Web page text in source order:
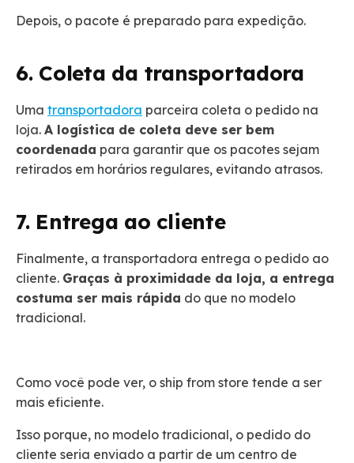
Depois, o pacote é preparado para expedição.
6. Coleta da transportadora
Uma transportadora parceira coleta o pedido na
loja. A logística de coleta deve ser bem
coordenada para garantir que os pacotes sejam
retirados em horários regulares, evitando atrasos.
7. Entrega ao cliente
Finalmente, a transportadora entrega o pedido ao
cliente. Graças à proximidade da loja, a entrega
costuma ser mais rápida do que no modelo
tradicional.
Como você pode ver, o ship from store tende a ser
mais eficiente.
Isso porque, no modelo tradicional, o pedido do
cliente seria enviado a partir de um centro de